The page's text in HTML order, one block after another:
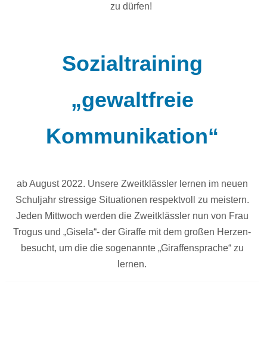
zu dürfen!
Sozialtraining
„gewaltfreie
Kommunikation“
ab August 2022. Unsere Zweitklässler lernen im neuen
Schuljahr stressige Situationen respektvoll zu meistern.
Jeden Mittwoch werden die Zweitklässler nun von Frau
Trogus und „Gisela“- der Giraffe mit dem großen Herzen-
besucht, um die die sogenannte „Giraffensprache“ zu
lernen.